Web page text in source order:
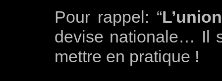
Pour rappel: “
devise nationale… Il
mettre en pratique !